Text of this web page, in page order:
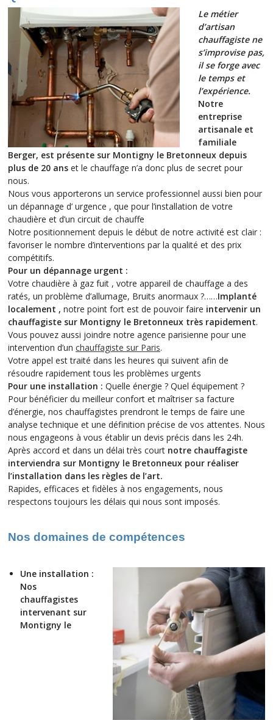
Le métier
d’artisan
chauffagiste ne
s’improvise pas,
il se forge avec
le temps et
l’expérience.
Notre
entreprise
artisanale et
familiale
Berger, est présente sur Montigny le Bretonneux depuis
plus de 20 ans et le chauffage n’a donc plus de secret pour
nous.
Nous vous apporterons un service professionnel aussi bien pour
un dépannage d’ urgence , que pour l’installation de votre
chaudière et d’un circuit de chauffe
Notre positionnement depuis le début de notre activité est clair :
favoriser le nombre d’interventions par la qualité et des prix
compétitifs.
Pour un dépannage urgent :
Votre chaudière à gaz fuit , votre appareil de chauffage a des
ratés, un problème d’allumage, Bruits anormaux ?……Implanté
localement , notre point fort est de pouvoir faire intervenir un
chauffagiste sur Montigny le Bretonneux très rapidement.
Vous pouvez aussi joindre notre agence parisienne pour une
intervention d’un chauffagiste sur Paris.
Votre appel est traité dans les heures qui suivent afin de
résoudre rapidement tous les problèmes urgents
Pour une installation : Quelle énergie ? Quel équipement ?
Pour bénéficier du meilleur confort et maîtriser sa facture
d’énergie, nos chauffagistes prendront le temps de faire une
analyse technique et une définition précise de vos attentes. Nous
nous engageons à vous établir un devis précis dans les 24h.
Après accord et dans un délai très court notre chauffagiste
interviendra sur Montigny le Bretonneux pour réaliser
l’installation dans les règles de l’art.
Rapides, efficaces et fidèles à nos engagements, nous
respectons toujours les délais qui nous sont imposés.
Nos domaines de compétences
Une installation :
Nos
chauffagistes
intervenant sur
Montigny le